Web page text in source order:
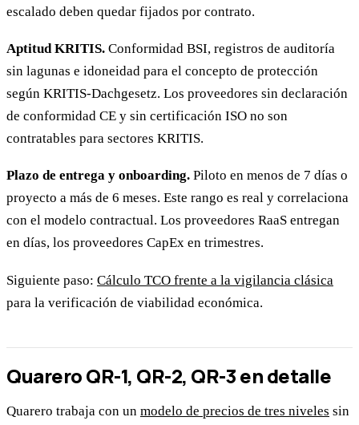
escalado deben quedar fijados por contrato.
Aptitud KRITIS. Conformidad BSI, registros de auditoría
sin lagunas e idoneidad para el concepto de protección
según KRITIS-Dachgesetz. Los proveedores sin declaración
de conformidad CE y sin certificación ISO no son
contratables para sectores KRITIS.
Plazo de entrega y onboarding. Piloto en menos de 7 días o
proyecto a más de 6 meses. Este rango es real y correlaciona
con el modelo contractual. Los proveedores RaaS entregan
en días, los proveedores CapEx en trimestres.
Siguiente paso: Cálculo TCO frente a la vigilancia clásica
para la verificación de viabilidad económica.
Quarero QR-1, QR-2, QR-3 en detalle
Quarero trabaja con un modelo de precios de tres niveles sin